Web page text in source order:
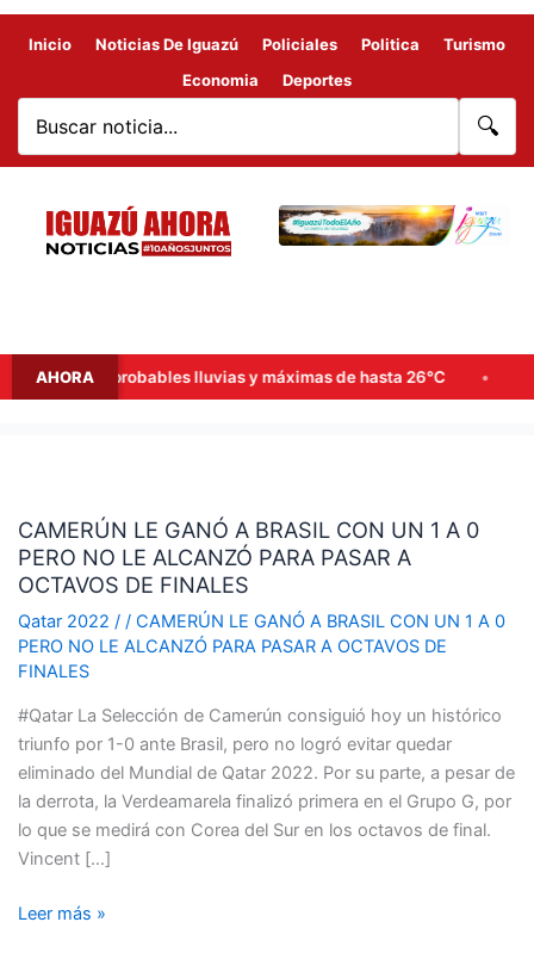
Inicio Noticias De Iguazú Policiales Politica
Turismo
Economia
Deportes
🔍
AHORAprobables lluvias y máximas de hasta 26°C
CAMERÚN LE GANÓ A BRASIL CON UN 1 A 0
PERO NO LE ALCANZÓ PARA PASAR A
OCTAVOS DE FINALES
Qatar 2022 / / CAMERÚN LE GANÓ A BRASIL CON UN 1 A 0
PERO NO LE ALCANZÓ PARA PASAR A OCTAVOS DE
FINALES
#Qatar La Selección de Camerún consiguió hoy un histórico
triunfo por 1-0 ante Brasil, pero no logró evitar quedar
eliminado del Mundial de Qatar 2022. Por su parte, a pesar de
la derrota, la Verdeamarela finalizó primera en el Grupo G, por
lo que se medirá con Corea del Sur en los octavos de final.
Vincent […]
GANÓ
A
BRASIL
CON
UN
1
A
PERO
NO
LE
ALCANZÓ
PASAR
Leer más »